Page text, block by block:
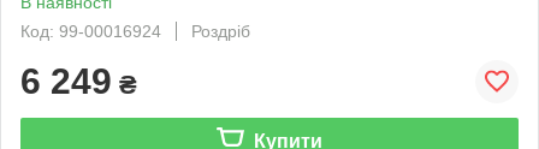
Код: 99-00016924
Роздріб
6 249 ₴
Купити